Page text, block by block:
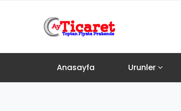
Anasayfa Urunler